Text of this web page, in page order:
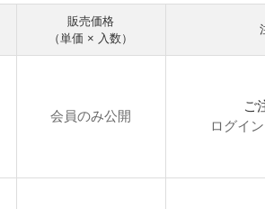
販売価格
（単価 × 入数）
会員のみ公開
ご
ログイン